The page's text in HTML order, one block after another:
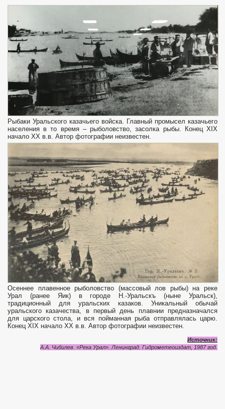
Рыбаки Уральского казачьего войска. Главный промысел казачьего
населения в то время – рыболовство, засолка рыбы. Конец XIX
начало XX в.в. Автор фотографии неизвестен.
Осеннее плавенное рыболовство (массовый лов рыбы) на реке
Урал (ранее Яик) в городе Н.-Уральскъ (ныне Уральск),
традиционный для уральских казаков. Уникальный обычай
уральского казачества, в первый день плавнии предназначался
для царского стола, и вся пойманная рыба отправлялась царю.
Конец XIX начало XX в.в. Автор фотографии неизвестен.
Источник:
А.А. Чибилев. «Река Урал». Ленинград. Гидрометеоиздат, 1987 год.